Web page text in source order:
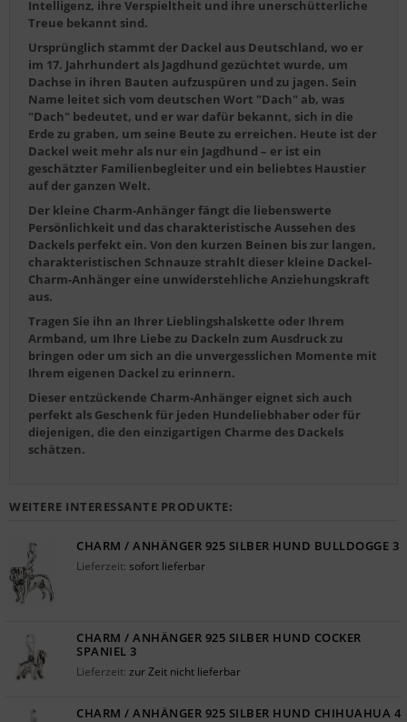
Intelligenz, ihre Verspieltheit und ihre unerschütterliche
Treue bekannt sind.
Ursprünglich stammt der Dackel aus Deutschland, wo er
im 17. Jahrhundert als Jagdhund gezüchtet wurde, um
Dachse in ihren Bauten aufzuspüren und zu jagen. Sein
Name leitet sich vom deutschen Wort "Dach" ab, was
"Dach" bedeutet, und er war dafür bekannt, sich in die
Erde zu graben, um seine Beute zu erreichen. Heute ist der
Dackel weit mehr als nur ein Jagdhund – er ist ein
geschätzter Familienbegleiter und ein beliebtes Haustier
auf der ganzen Welt.
Der kleine Charm-Anhänger fängt die liebenswerte
Persönlichkeit und das charakteristische Aussehen des
Dackels perfekt ein. Von den kurzen Beinen bis zur langen,
charakteristischen Schnauze strahlt dieser kleine Dackel-
Charm-Anhänger eine unwiderstehliche Anziehungskraft
aus.
Tragen Sie ihn an Ihrer Lieblingshalskette oder Ihrem
Armband, um Ihre Liebe zu Dackeln zum Ausdruck zu
bringen oder um sich an die unvergesslichen Momente mit
Ihrem eigenen Dackel zu erinnern.
Dieser entzückende Charm-Anhänger eignet sich auch
perfekt als Geschenk für jeden Hundeliebhaber oder für
diejenigen, die den einzigartigen Charme des Dackels
schätzen.
WEITERE INTERESSANTE PRODUKTE:
CHARM / ANHÄNGER 925 SILBER HUND BULLDOGGE 3
Lieferzeit:sofort lieferbar
CHARM / ANHÄNGER 925 SILBER HUND COCKER
SPANIEL 3
Lieferzeit:zur Zeit nicht lieferbar
CHARM / ANHÄNGER 925 SILBER HUND CHIHUAHUA 4